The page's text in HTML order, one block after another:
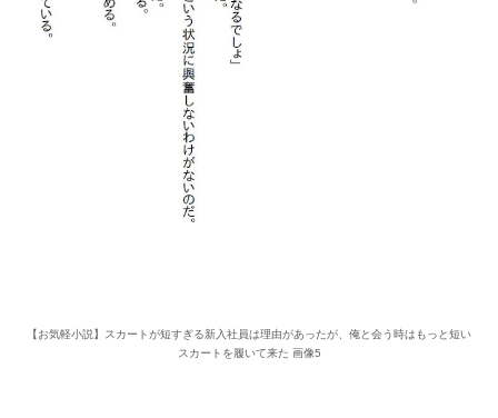
【お気軽小説】スカートが短すぎる新入社員は理由があったが、俺と会う時はもっと短い
スカートを履いて来た 画像5